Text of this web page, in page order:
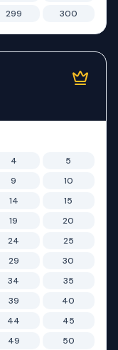
299 300
4
5
9
10
14
15
19
20
24
25
29
30
34
35
39
40
44
45
49
50